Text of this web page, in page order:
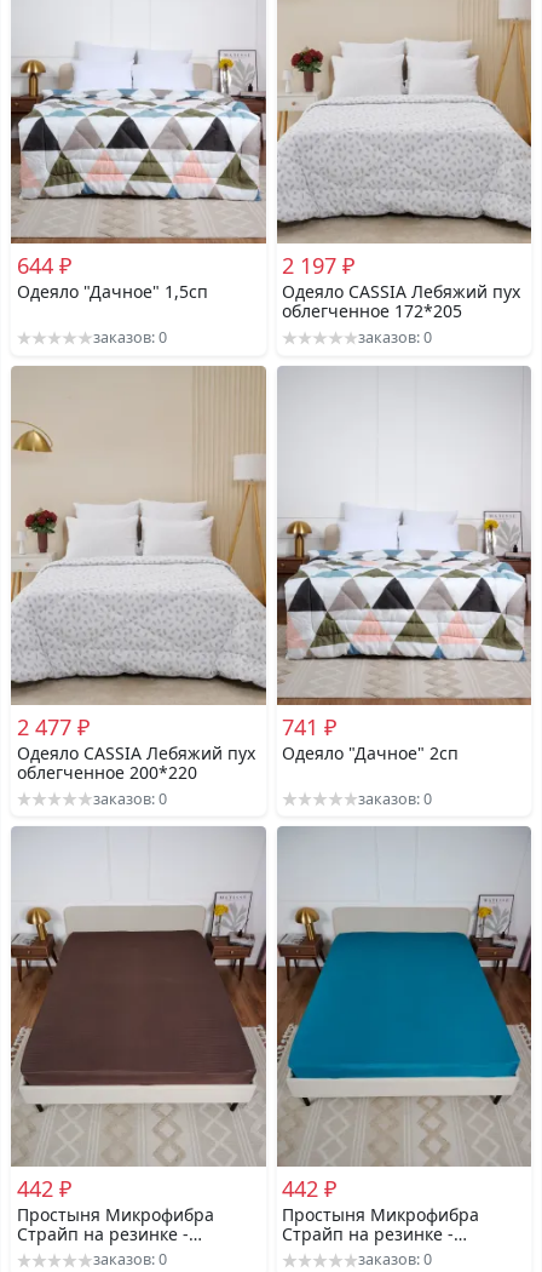
644 ₽
Одеяло "Дачное" 1,5сп
заказов: 0
2 197 ₽
Одеяло CASSIA Лебяжий пух
облегченное 172*205
заказов: 0
2 477 ₽
Одеяло CASSIA Лебяжий пух
облегченное 200*220
заказов: 0
741 ₽
Одеяло "Дачное" 2сп
заказов: 0
442 ₽
Простыня Микрофибра
Страйп на резинке -
Шоколад 1х1заказов: 0
442 ₽
Простыня Микрофибра
Страйп на резинке -
Морская волна 1х1
заказов: 0